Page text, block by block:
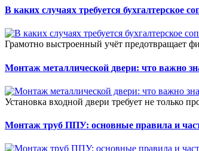
В каких случаях требуется бухгалтерское
Грамотно выстроенный учёт предотвращает
Монтаж металлической двери: что важно
Установка входной двери требует не только
Монтаж труб ППУ: основные правила и